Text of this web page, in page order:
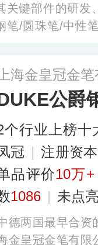
关键部件的研发
笔/圆珠笔/中性
上海金皇冠金
公爵
个行业上榜十
冠 | 注册资
品评价10万+
1086 | 未点
德两国最早合资
金皇冠金笔有限